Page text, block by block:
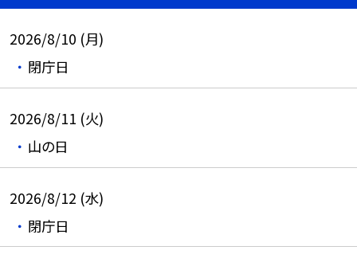
2026/8/10 (月)
閉庁日
2026/8/11 (火)
山の日
2026/8/12 (水)
閉庁日